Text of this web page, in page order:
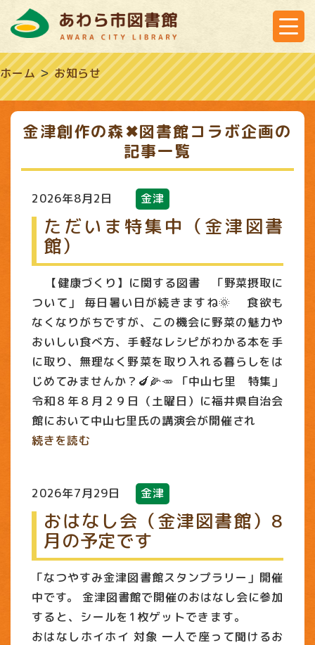
ホーム＞お知らせ
金津創作の森✖図書館コラボ企画の
記事一覧
2026年8月2日 金津
ただいま特集中（金津図書
館）
【健康づくり】に関する図書 「野菜摂取に
ついて」 毎日暑い日が続きますね🌞 食欲も
なくなりがちですが、この機会に野菜の魅力や
おいしい食べ方、手軽なレシピがわかる本を手
に取り、無理なく野菜を取り入れる暮らしをは
じめてみませんか？🍆🌽🥕 「中山七里 特集」
令和８年８月２９日（土曜日）に福井県自治会
館において中山七里氏の講演会が開催され
続きを読む
2026年7月29日 金津
おはなし会（金津図書館）8
月の予定です
「なつやすみ金津図書館スタンプラリー」開催
中です。 金津図書館で開催のおはなし会に参加
すると、シールを1枚ゲットできます。
おはなしホイホイ 対象 一人で座って聞けるお